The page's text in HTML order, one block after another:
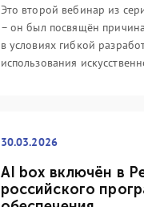
Это второй вебинар из
– он был посвящён
в условиях гибкой
использования
30.03.2026
AI box включён в
российского